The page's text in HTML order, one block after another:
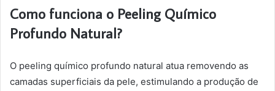
Como funciona o Peeling Químico
Profundo Natural?
O peeling químico profundo natural atua removendo as
camadas superficiais da pele, estimulando a produção de